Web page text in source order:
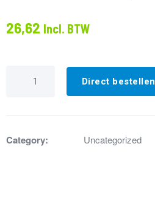
26,62 Incl. BTW
Adapter
aantal
Direct bestellen
Category: Uncategorized